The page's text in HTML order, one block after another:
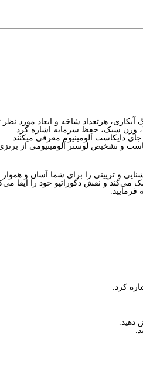
وزن سبک، حفظ سرمایه اشاره کرد.
جای دایکاست آلومینیوم معرفی میکنند.
و تزیینی را برای شما آسان و
می‌کند و نقش دکوراتیو خود را ایفا
کرد.
دهید.